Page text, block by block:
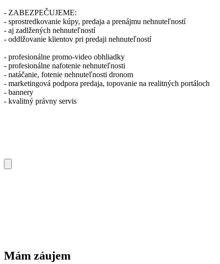
- ZABEZPEČUJEME:
- sprostredkovanie kúpy, predaja a prenájmu nehnuteľností
- aj zadlžených nehnuteľností
- oddlžovanie klientov pri predaji nehnuteľností
- profesionálne promo-video obhliadky
- profesionálne nafotenie nehnuteľnosti
- natáčanie, fotenie nehnuteľnosti dronom
- marketingová podpora predaja, topovanie na realitných portáloch
- bannery
- kvalitný právny servis
Mám záujem